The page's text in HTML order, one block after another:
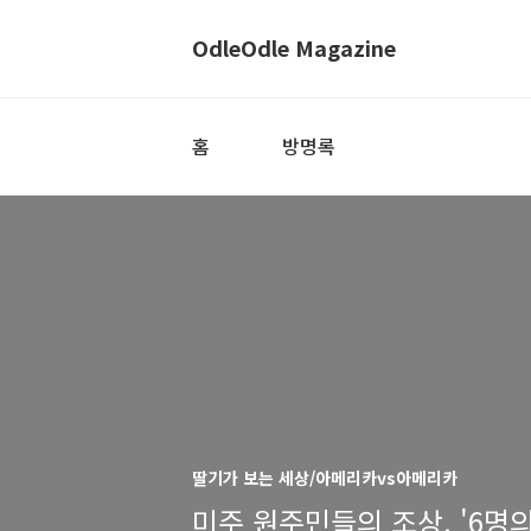
OdleOdle Magazine
홈 방명록
딸기가 보는 세상/아메리카vs아메리카
미주 원주민들의 조상, '6명